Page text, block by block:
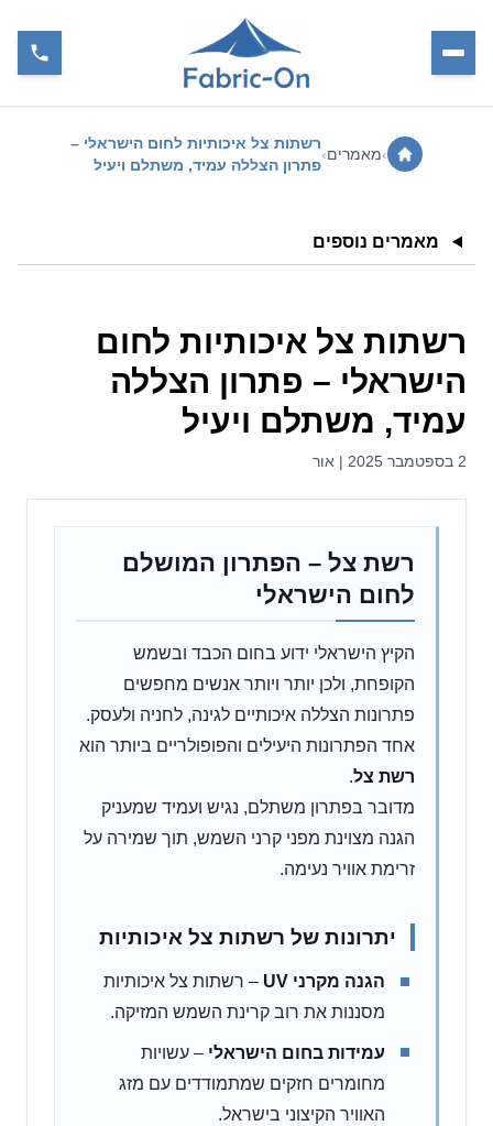
›מאמרים›
רשתות צל איכותיות לחום הישראלי –
פתרון הצללה עמיד, משתלם ויעיל
מאמרים נוספים
רשתות צל איכותיות לחום
הישראלי – פתרון הצללה
עמיד, משתלם ויעיל
2 בספטמבר 2025 | אור
רשת צל – הפתרון המושלם
לחום הישראלי
הקיץ הישראלי ידוע בחום הכבד ובשמש
הקופחת, ולכן יותר ויותר אנשים מחפשים
פתרונות הצללה איכותיים לגינה, לחניה ולעסק.
אחד הפתרונות היעילים והפופולריים ביותר הוא
רשת צל.
מדובר בפתרון משתלם, נגיש ועמיד שמעניק
הגנה מצוינת מפני קרני השמש, תוך שמירה על
זרימת אוויר נעימה.
יתרונות של רשתות צל איכותיות
הגנה מקרני UV
– רשתות צל איכותיות
מסננות את רוב קרינת השמש המזיקה.
עמידות בחום הישראלי – עשויות
מחומרים חזקים שמתמודדים עם מזג
האוויר הקיצוני בישראל.